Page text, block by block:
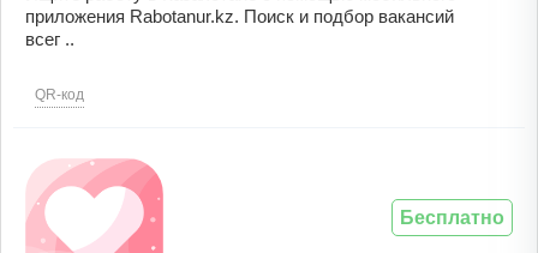
приложения Rabotanur.kz. Поиск и подбор вакансий
всег ..
QR-код
Бесплатно